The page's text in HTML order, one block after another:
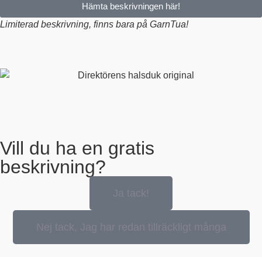
Hämta beskrivningen här!
Limiterad beskrivning, finns bara på GarnTua!
Vill du ha en gratis
beskrivning?
Ja tack!
Nej tack, Jag har redan tillräckligt många